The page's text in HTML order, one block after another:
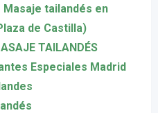
Masaje tailandés en
de Castilla)
TAILANDÉS
Especiales Madrid